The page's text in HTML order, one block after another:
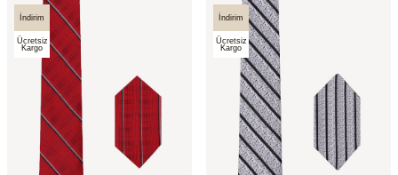
İndirim
Ücretsiz
Kargo
İndirim
Ücretsiz
Kargo